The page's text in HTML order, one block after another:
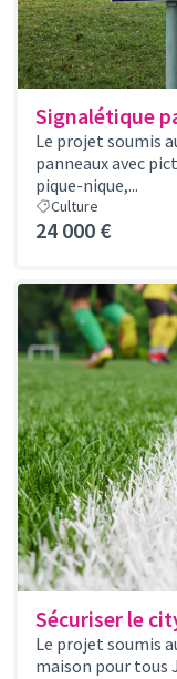
Signalétique
Le projet soumis
panneaux avec
pique-nique,...
Culture
24 000 €
Sécuriser le
Le projet soumis
maison pour tous